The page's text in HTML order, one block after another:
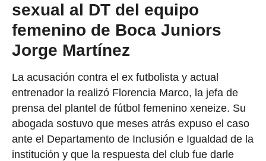
sexual al DT del equipo
femenino de Boca Juniors
Jorge Martínez
La acusación contra el ex futbolista y actual
entrenador la realizó Florencia Marco, la jefa de
prensa del plantel de fútbol femenino xeneize. Su
abogada sostuvo que meses atrás expuso el caso
ante el Departamento de Inclusión e Igualdad de la
institución y que la respuesta del club fue darle